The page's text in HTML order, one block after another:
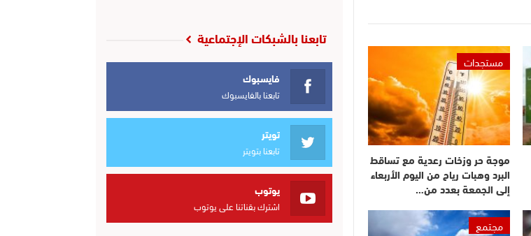
مستجدات
موجة حر وزخات رعدية مع تساقط
البرد وهبات رياح من اليوم الأربعاء
إلى الجمعة بعدد من…
مجتمع
تابعنا بالشبكات الإجتماعية
فايسبوك
تابعنا بالفايسبوك
تويتر
تابعنا بتويتر
يوتوب
اشترك بقناتنا على يوتوب